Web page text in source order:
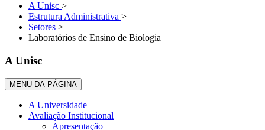
A Unisc >
Estrutura Administrativa >
Setores >
Laboratórios de Ensino de Biologia
A Unisc
MENU DA PÁGINA
A Universidade
Avaliação Institucional
Apresentação